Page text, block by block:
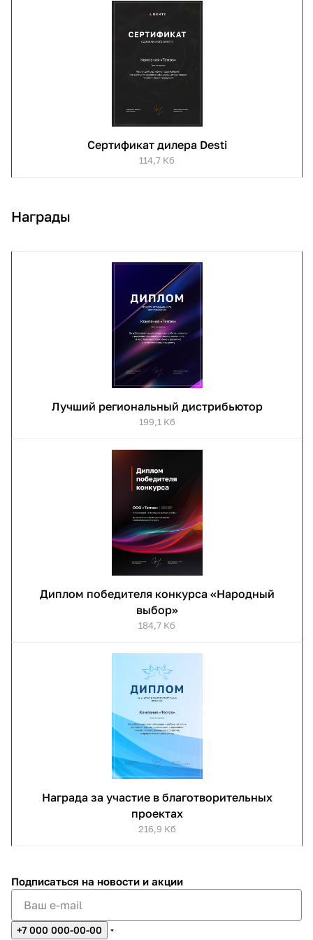
Сертификат дилера Desti
114,7 Кб
Награды
Лучший региональный дистрибьютор
199,1 Кб
Диплом победителя конкурса «Народный
выбор»
184,7 Кб
Награда за участие в благотворительных
проектах
216,9 Кб
Подписаться на новости и акции
+7 000 000-00-00